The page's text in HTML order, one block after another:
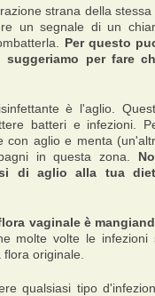
strana della stessa
un segnale di un
Per questo
per fare
è l'aglio.
batteri e infezioni.
con aglio e menta
in questa zona.
di aglio alla tua
vaginale è
molte volte le infezioni
originale.
qualsiasi tipo